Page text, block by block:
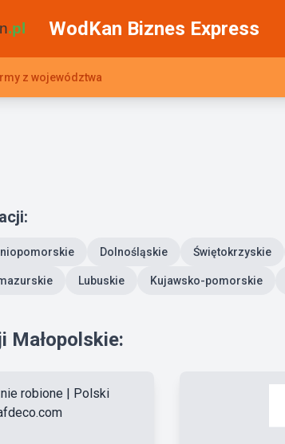
WodKan Biznes Express
z województwa
Dolnośląskie Świętokrzyskie
Lubuskie Kujawsko-pomorskie
Małopolskie: